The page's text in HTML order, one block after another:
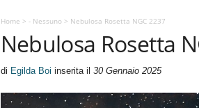
u
A
r
Home > - Nessuno> Nebulosa Rosetta NGC 2237
Nebulosa Rosetta
di Egilda Boi inserita il 30 Gennaio 2025